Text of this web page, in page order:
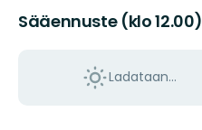
Sääennuste (klo 12.00)
Ladataan…